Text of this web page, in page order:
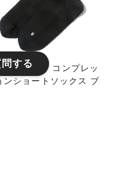
】コンプレッ
ンショートソックス ブ
する